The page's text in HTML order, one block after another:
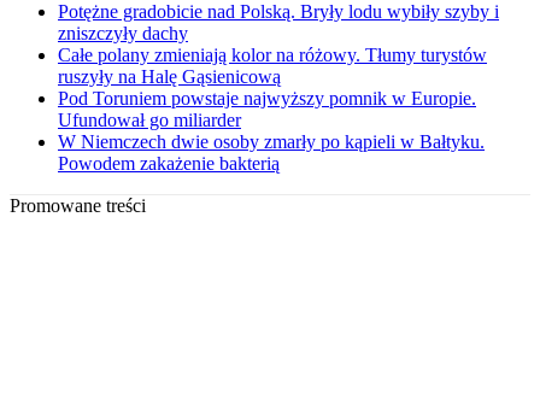
Potężne gradobicie nad Polską. Bryły lodu wybiły szyby i
zniszczyły dachy
Całe polany zmieniają kolor na różowy. Tłumy turystów
ruszyły na Halę Gąsienicową
Pod Toruniem powstaje najwyższy pomnik w Europie.
Ufundował go miliarder
W Niemczech dwie osoby zmarły po kąpieli w Bałtyku.
Powodem zakażenie bakterią
Promowane treści